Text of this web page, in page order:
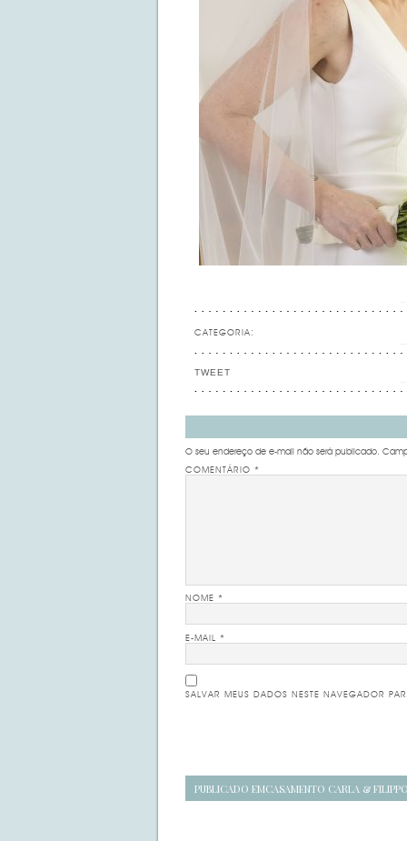
CATEGORIA:
TWEET
O seu endereço de e-mail não será publicado.
COMENTÁRIO *
NOME *
E-MAIL *
SALVAR MEUS DADOS NESTE NAVEGADOR
Navegação
PUBLICADO EMCASAMENTO CARLA & FILIPPO